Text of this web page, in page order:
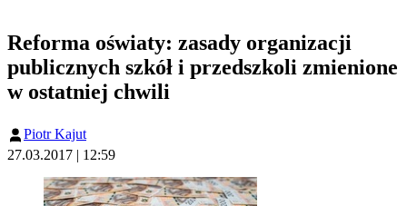
Reforma oświaty: zasady organizacji
publicznych szkół i przedszkoli zmienione
w ostatniej chwili
Piotr Kajut
27.03.2017 | 12:59